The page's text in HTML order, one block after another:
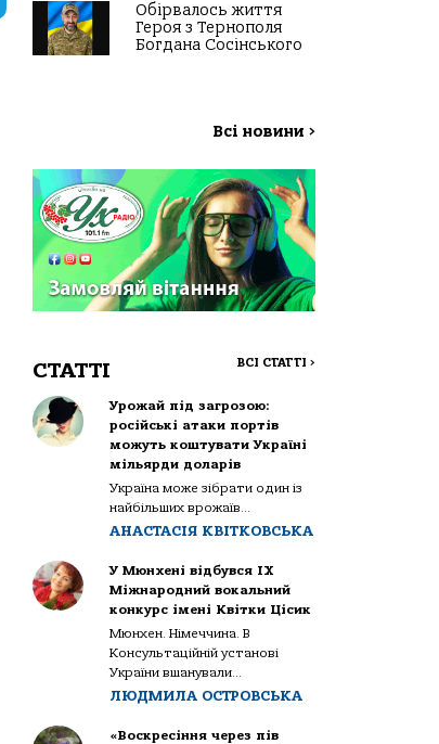
Обірвалось життя
Героя з Тернополя
Богдана Сосінського
Всі новини >
СТАТТІ ВСІ СТАТТІ >
Урожай під загрозою:
російські атаки портів
можуть коштувати Україні
мільярди доларів
Україна може зібрати один із
найбільших врожаїв...
АНАСТАСІЯ КВІТКОВСЬКА
У Мюнхені відбувся IX
Міжнародний вокальний
конкурс імені Квітки Цісик
Мюнхен. Німеччина. В
Консультаційній установі
України вшанували...
ЛЮДМИЛА ОСТРОВСЬКА
«Воскресіння через пів